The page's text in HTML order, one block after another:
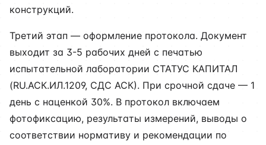
конструкций.
Третий этап — оформление протокола. Документ
выходит за 3-5 рабочих дней с печатью
испытательной лаборатории СТАТУС КАПИТАЛ
(RU.АСК.ИЛ.1209, СДС АСК). При срочной сдаче — 1
день с наценкой 30%. В протокол включаем
фотофиксацию, результаты измерений, выводы о
соответствии нормативу и рекомендации по